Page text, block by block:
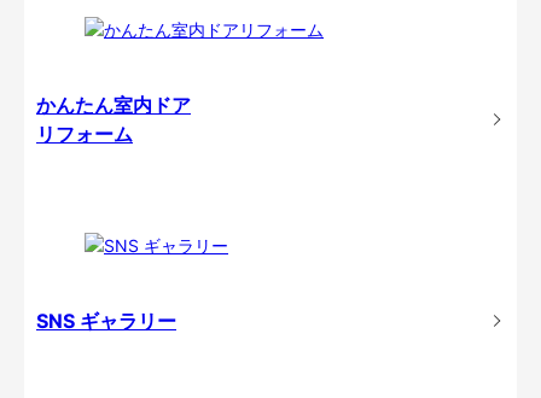
かんたん室内ドア
リフォーム
SNS ギャラリー